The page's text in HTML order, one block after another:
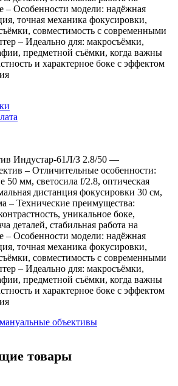
– Особенности модели: надёжная
точная механика фокусировки,
совместимость с современными
– Идеально для: макросъёмки,
предметной съёмки, когда важны
и характерное боке с эффектом
Индустар-61Л/З 2.8/50 —
– Отличительные особенности:
50 мм, светосила f/2.8, оптическая
дистанция фокусировки 30 см,
– Технические преимущества:
уникальное боке,
деталей, стабильная работа на
– Особенности модели: надёжная
точная механика фокусировки,
совместимость с современными
– Идеально для: макросъёмки,
предметной съёмки, когда важны
и характерное боке с эффектом
объективы
товары